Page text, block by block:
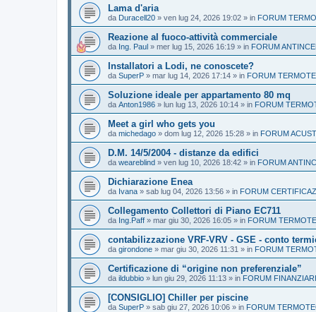
Lama d'aria
da Duracell20 » ven lug 24, 2026 19:02 » in FORUM
Reazione al fuoco-attività commerciale
da Ing. Paul » mer lug 15, 2026 16:19 » in FORUM
Installatori a Lodi, ne conoscete?
da SuperP » mar lug 14, 2026 17:14 » in FORUM
Soluzione ideale per appartamento 80 mq
da Anton1986 » lun lug 13, 2026 10:14 » in FORUM
Meet a girl who gets you
da michedago » dom lug 12, 2026 15:28 » in FORUM
D.M. 14/5/2004 - distanze da edifici
da weareblind » ven lug 10, 2026 18:42 » in FORUM
Dichiarazione Enea
da Ivana » sab lug 04, 2026 13:56 » in FORUM
Collegamento Collettori di Piano EC711
da Ing.Paff » mar giu 30, 2026 16:05 » in FORUM
contabilizzazione VRF-VRV - GSE - conto
da girondone » mar giu 30, 2026 11:31 » in FORUM
Certificazione di “origine non preferenziale”
da ildubbio » lun giu 29, 2026 11:13 » in FORUM
[CONSIGLIO] Chiller per piscine
da SuperP » sab giu 27, 2026 10:06 » in FORUM